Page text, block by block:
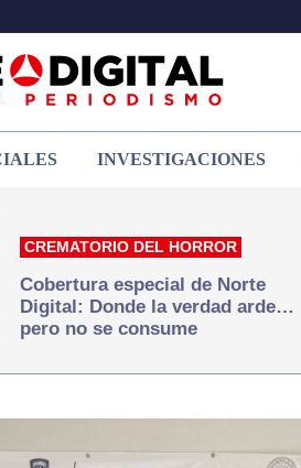
INVESTIGACIONES
CREMATORIO DEL HORROR
Cobertura especial de Norte
Digital: Donde la verdad arde…
pero no se consume